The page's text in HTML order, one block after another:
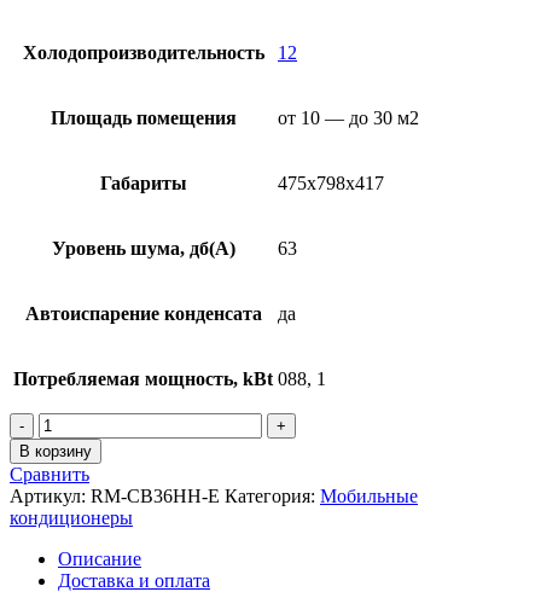
Холодопроизводительность 12
Площадь помещения от 10 — до 30 м2
Габариты 475x798x417
Уровень шума, дб(А) 63
Автоиспарение конденсата да
Потребляемая мощность, kBt 088, 1
Количество
товара
Мобильные
кондиционеры
серии
CELEBRITY
RM-
СB36HH-
В корзину
Сравнить
Артикул: RM-СB36HH-E Категория: Мобильные
кондиционеры
Описание
Доставка и оплата